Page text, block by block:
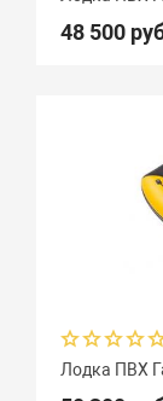
48 500
Лодка ПВХ